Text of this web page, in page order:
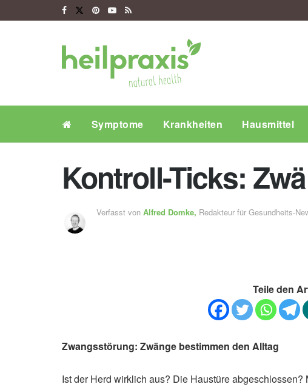
Symptome Krankheiten Hausmittel
Kontroll-Ticks:
Verfasst von Alfred Domke, Redakteur für Gesundheits-
Teile den
Zwangsstörung: Zwänge bestimmen den Alltag
Ist der Herd wirklich aus? Die Haustüre